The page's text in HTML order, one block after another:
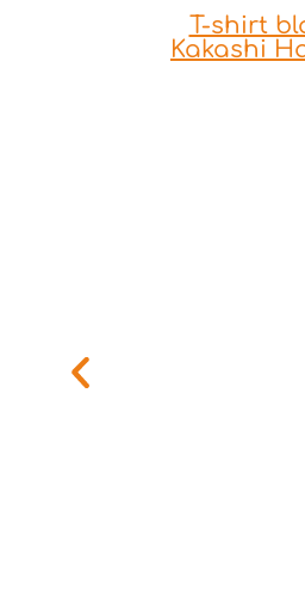
T-shirt
Kakashi